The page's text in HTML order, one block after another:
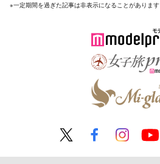
※一定期間を過ぎた記事は非表示になることがあります